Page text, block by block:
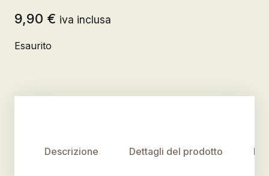
9,90 € iva inclusa
Esaurito
Descrizione Dettagli del prodotto